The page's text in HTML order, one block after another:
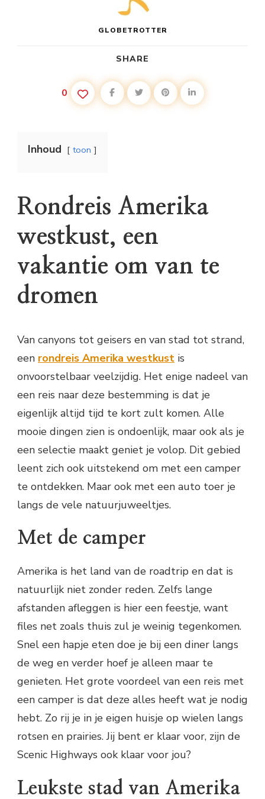
GLOBETROTTER
SHARE
0
Inhoud toon
Rondreis Amerika
westkust, een
vakantie om van te
dromen
Van canyons tot geisers en van stad tot strand,
een rondreis Amerika westkust is
onvoorstelbaar veelzijdig. Het enige nadeel van
een reis naar deze bestemming is dat je
eigenlijk altijd tijd te kort zult komen. Alle
mooie dingen zien is ondoenlijk, maar ook als je
een selectie maakt geniet je volop. Dit gebied
leent zich ook uitstekend om met een camper
te ontdekken. Maar ook met een auto toer je
langs de vele natuurjuweeltjes.
Met de camper
Amerika is het land van de roadtrip en dat is
natuurlijk niet zonder reden. Zelfs lange
afstanden afleggen is hier een feestje, want
files net zoals thuis zul je weinig tegenkomen.
Snel een hapje eten doe je bij een diner langs
de weg en verder hoef je alleen maar te
genieten. Het grote voordeel van een reis met
een camper is dat deze alles heeft wat je nodig
hebt. Zo rij je in je eigen huisje op wielen langs
rotsen en prairies. Jij bent er klaar voor, zijn de
Scenic Highways ook klaar voor jou?
Leukste stad van Amerika